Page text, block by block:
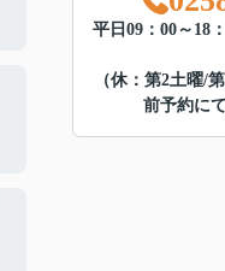
平日09：00～18
（休：第2土曜
前予約に